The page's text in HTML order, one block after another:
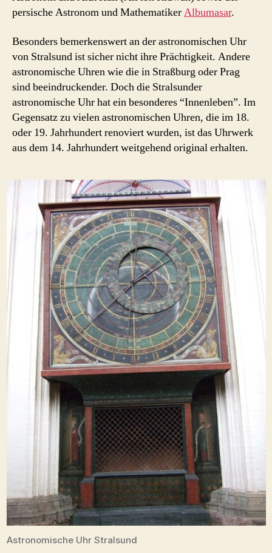
persische Astronom und MathematikerAlbumasar.
Besonders bemerkenswert an der astronomischen Uhr
von Stralsund ist sicher nicht ihre Prächtigkeit. Andere
astronomische Uhren wie die in Straßburg oder Prag
sind beeindruckender. Doch die Stralsunder
astronomische Uhr hat ein besonderes “Innenleben”. Im
Gegensatz zu vielen astronomischen Uhren, die im 18.
oder 19. Jahrhundert renoviert wurden, ist das Uhrwerk
aus dem 14. Jahrhundert weitgehend original erhalten.
Astronomische Uhr Stralsund